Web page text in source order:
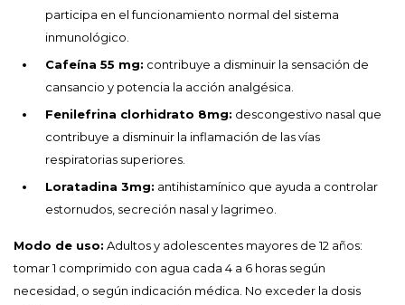
participa en el funcionamiento normal del sistema
inmunológico.
Cafeína 55 mg: contribuye a disminuir la sensación de
cansancio y potencia la acción analgésica.
Fenilefrina clorhidrato 8mg: descongestivo nasal que
contribuye a disminuir la inflamación de las vías
respiratorias superiores.
Loratadina 3mg: antihistamínico que ayuda a controlar
estornudos, secreción nasal y lagrimeo.
Modo de uso: Adultos y adolescentes mayores de 12 años:
tomar 1 comprimido con agua cada 4 a 6 horas según
necesidad, o según indicación médica. No exceder la dosis